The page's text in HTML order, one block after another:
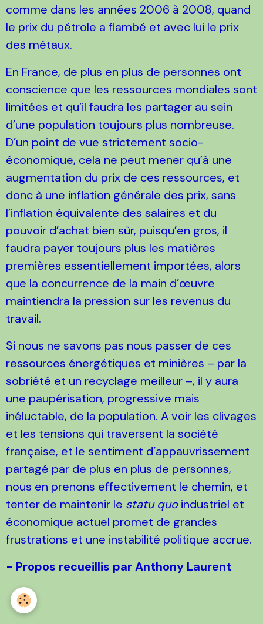
comme dans les années 2006 à 2008, quand
le prix du pétrole a flambé et avec lui le prix
des métaux.
En France, de plus en plus de personnes ont
conscience que les ressources mondiales sont
limitées et qu’il faudra les partager au sein
d’une population toujours plus nombreuse.
D’un point de vue strictement socio-
économique, cela ne peut mener qu’à une
augmentation du prix de ces ressources, et
donc à une inflation générale des prix, sans
l’inflation équivalente des salaires et du
pouvoir d’achat bien sûr, puisqu’en gros, il
faudra payer toujours plus les matières
premières essentiellement importées, alors
que la concurrence de la main d’œuvre
maintiendra la pression sur les revenus du
travail.
Si nous ne savons pas nous passer de ces
ressources énergétiques et minières – par la
sobriété et un recyclage meilleur –, il y aura
une paupérisation, progressive mais
inéluctable, de la population. A voir les clivages
et les tensions qui traversent la société
française, et le sentiment d’appauvrissement
partagé par de plus en plus de personnes,
nous en prenons effectivement le chemin, et
tenter de maintenir le statu quoindustriel et
économique actuel promet de grandes
frustrations et une instabilité politique accrue.
- Propos recueillis par Anthony Laurent